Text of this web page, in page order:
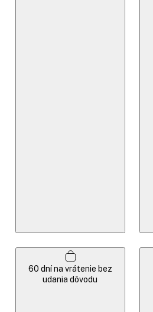
60 dní na vrátenie bez
udania dôvodu